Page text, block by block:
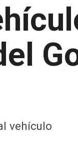
vehículo